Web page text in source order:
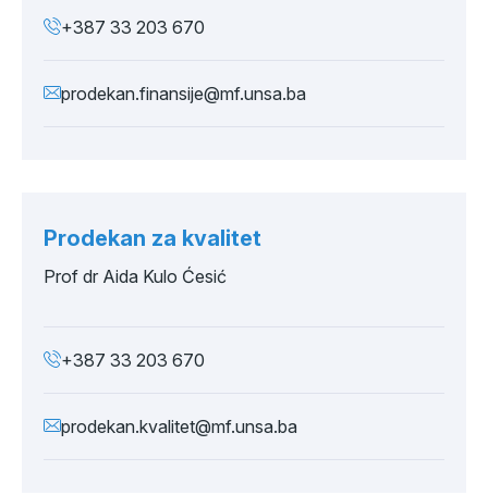
+387 33 203 670
prodekan.finansije@mf.unsa.ba
Prodekan za kvalitet
Prof dr Aida Kulo Ćesić
+387 33 203 670
prodekan.kvalitet@mf.unsa.ba